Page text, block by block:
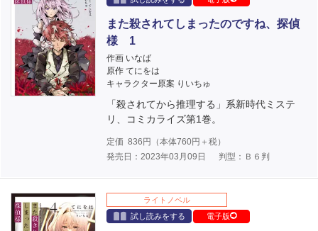
また殺されてしまったのですね、探偵
様 1
作画 いなば
原作 てにをは
キャラクター原案 りいちゅ
「殺されてから推理する」系新時代ミステ
リ、コミカライズ第1巻。
定価 836 円（本体760円＋税）
発売日：2023年03月09日
判型：Ｂ６判
ライトノベル
試し読みをする
電子版